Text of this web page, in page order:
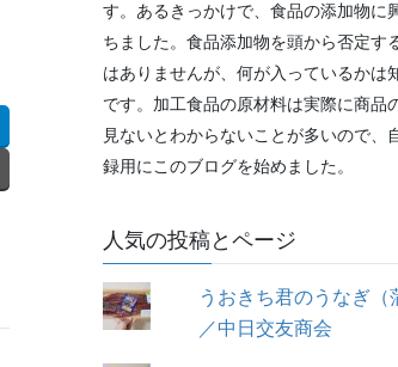
す。あるきっかけで、食品の添加物に
ちました。食品添加物を頭から否定す
はありませんが、何が入っているかは
です。加工食品の原材料は実際に商品
見ないとわからないことが多いので、
録用にこのブログを始めました。
人気の投稿とページ
うおきち君のうなぎ（
／中日交友商会